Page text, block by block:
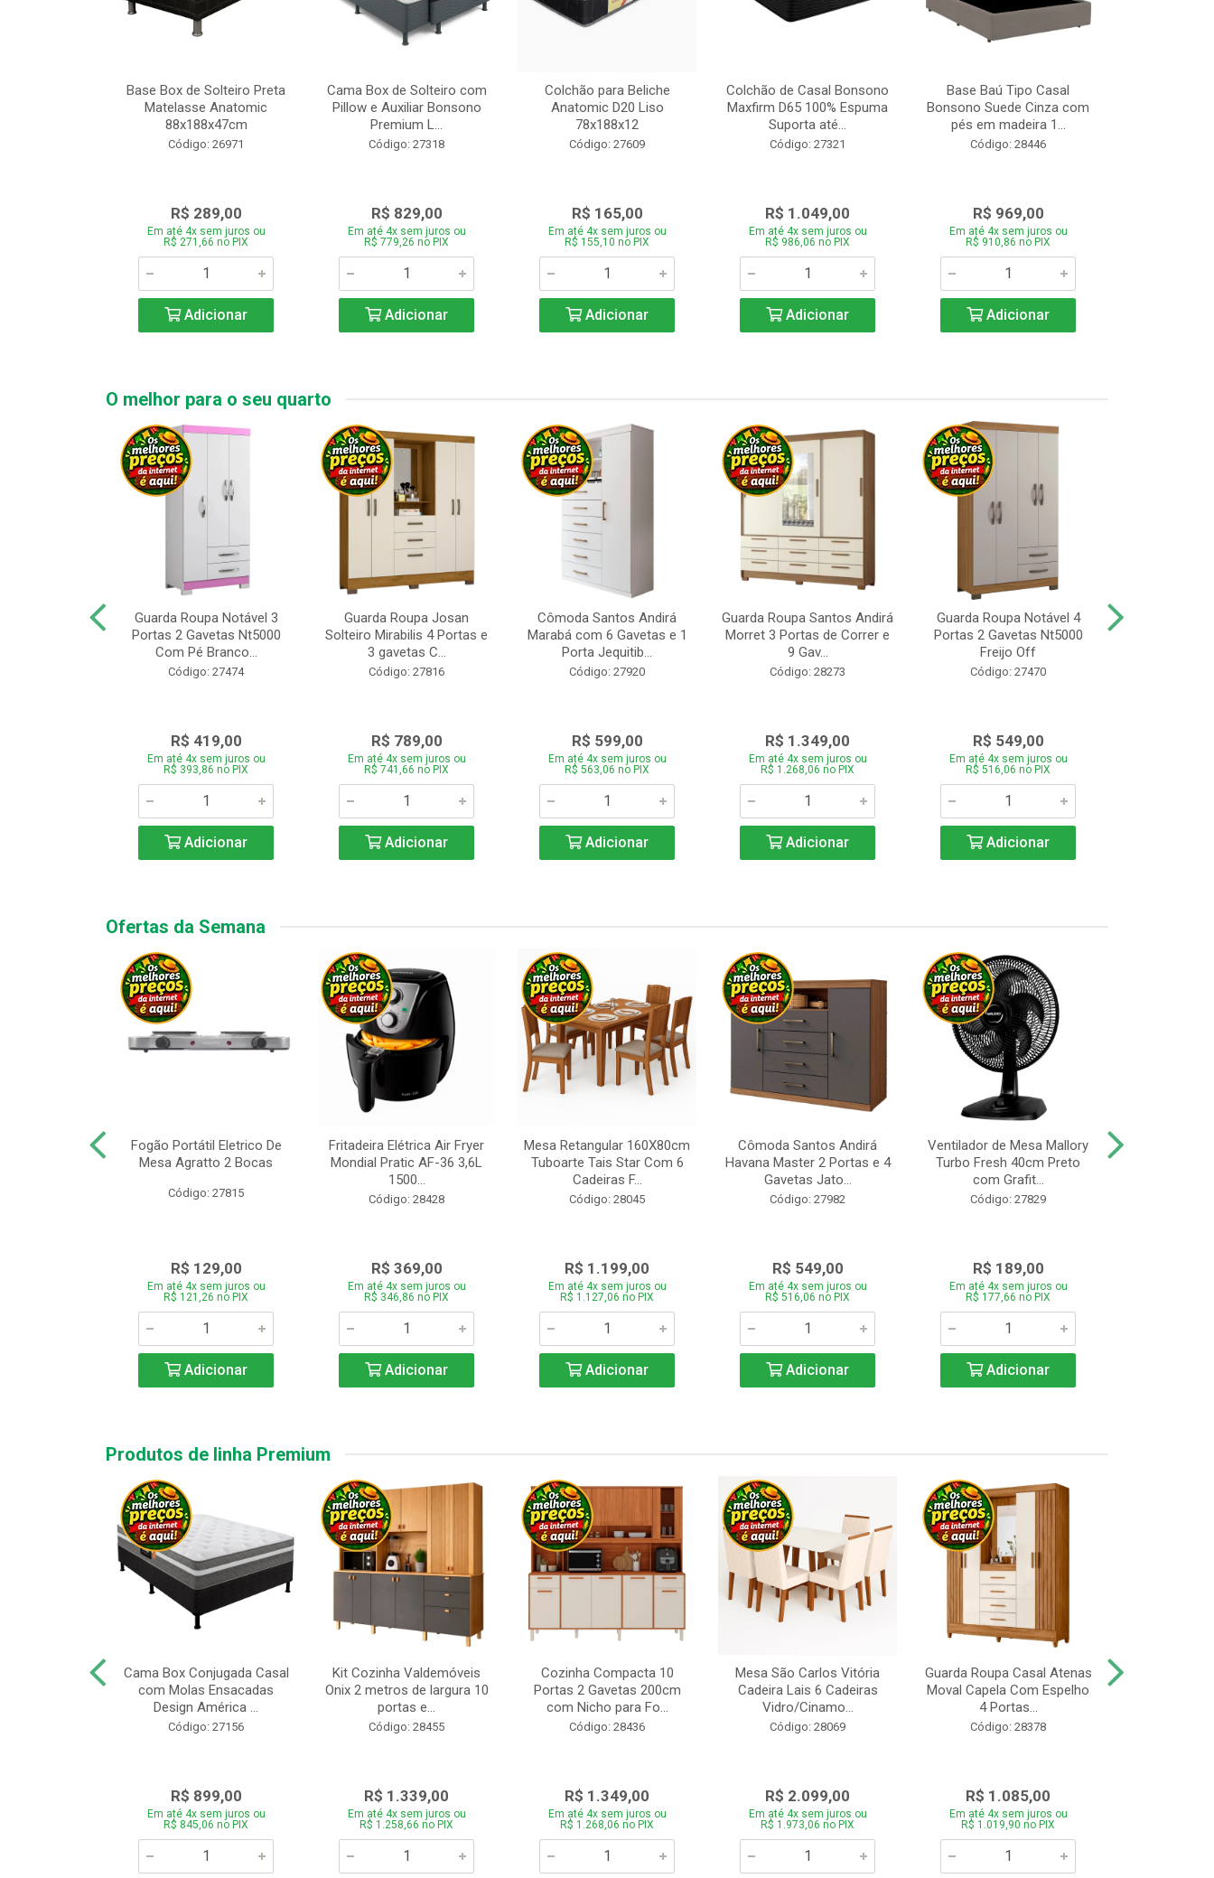
Base Box de Solteiro Preta
Matelasse Anatomic
88x188x47cm
Código: 26971
R$ 289,00
Em até 4x sem juros ou
R$ 271,66 no PIX
Adicionar
Cama Box de Solteiro com
Pillow e Auxiliar Bonsono
Premium L...
Código: 27318
R$ 829,00
Em até 4x sem juros ou
R$ 779,26 no PIX
Adicionar
Colchão para Beliche
Anatomic D20 Liso
78x188x12
Código: 27609
R$ 165,00
Em até 4x sem juros ou
R$ 155,10 no PIX
Adicionar
Colchão de Casal Bonsono
Maxfirm D65 100% Espuma
Suporta até...
Código: 27321
R$ 1.049,00
Em até 4x sem juros ou
R$ 986,06 no PIX
Adicionar
Base Baú Tipo Casal
Bonsono Suede Cinza com
pés em madeira 1...
Código: 28446
R$ 969,00
Em até 4x sem juros ou
R$ 910,86 no PIX
Adicionar
O melhor para o seu quarto
Guarda Roupa Notável 3
Portas 2 Gavetas Nt5000
Com Pé Branco...
Código: 27474
R$ 419,00
Em até 4x sem juros ou
R$ 393,86 no PIX
Adicionar
Guarda Roupa Josan
Solteiro Mirabilis 4 Portas e
3 gavetas C...
Código: 27816
R$ 789,00
Em até 4x sem juros ou
R$ 741,66 no PIX
Adicionar
Cômoda Santos Andirá
Marabá com 6 Gavetas e 1
Porta Jequitib...
Código: 27920
R$ 599,00
Em até 4x sem juros ou
R$ 563,06 no PIX
Adicionar
Guarda Roupa Santos Andirá
Morret 3 Portas de Correr e
9 Gav...
Código: 28273
R$ 1.349,00
Em até 4x sem juros ou
R$ 1.268,06 no PIX
Adicionar
Guarda Roupa Notável 4
Portas 2 Gavetas Nt5000
Freijo Off
Código: 27470
R$ 549,00
Em até 4x sem juros ou
R$ 516,06 no PIX
Adicionar
Ofertas da Semana
Fogão Portátil Eletrico De
Mesa Agratto 2 Bocas
Código: 27815
R$ 129,00
Em até 4x sem juros ou
R$ 121,26 no PIX
Adicionar
Fritadeira Elétrica Air Fryer
Mondial Pratic AF-36 3,6L
1500...
Código: 28428
R$ 369,00
Em até 4x sem juros ou
R$ 346,86 no PIX
Adicionar
Mesa Retangular 160X80cm
Tuboarte Tais Star Com 6
Cadeiras F...
Código: 28045
R$ 1.199,00
Em até 4x sem juros ou
R$ 1.127,06 no PIX
Adicionar
Cômoda Santos Andirá
Havana Master 2 Portas e 4
Gavetas Jato...
Código: 27982
R$ 549,00
Em até 4x sem juros ou
R$ 516,06 no PIX
Adicionar
Ventilador de Mesa Mallory
Turbo Fresh 40cm Preto
com Grafit...
Código: 27829
R$ 189,00
Em até 4x sem juros ou
R$ 177,66 no PIX
Adicionar
Produtos de linha Premium
Cama Box Conjugada Casal
com Molas Ensacadas
Design América ...
Código: 27156
R$ 899,00
Em até 4x sem juros ou
R$ 845,06 no PIX
Kit Cozinha Valdemóveis
Onix 2 metros de largura 10
portas e...
Código: 28455
R$ 1.339,00
Em até 4x sem juros ou
R$ 1.258,66 no PIX
Cozinha Compacta 10
Portas 2 Gavetas 200cm
com Nicho para Fo...
Código: 28436
R$ 1.349,00
Em até 4x sem juros ou
R$ 1.268,06 no PIX
Mesa São Carlos Vitória
Cadeira Lais 6 Cadeiras
Vidro/Cinamo...
Código: 28069
R$ 2.099,00
Em até 4x sem juros ou
R$ 1.973,06 no PIX
Guarda Roupa Casal Atenas
Moval Capela Com Espelho
4 Portas...
Código: 28378
R$ 1.085,00
Em até 4x sem juros ou
R$ 1.019,90 no PIX